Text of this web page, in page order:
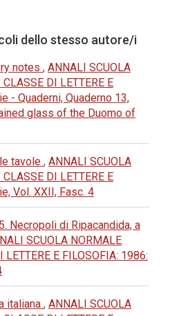
dello stesso autore/i
notes , ANNALI SCUOLA
DI LETTERE E
- Quaderni, Quaderno 13,
glass of the Duomo of
tavole , ANNALI SCUOLA
DI LETTERE E
Vol. XXII, Fasc. 4
Necropoli di Ripacandida, a
SCUOLA NORMALE
LETTERE E FILOSOFIA: 1986:
italiana , ANNALI SCUOLA